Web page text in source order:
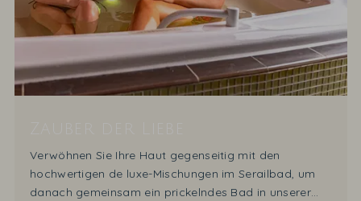
Verwöhnen Sie Ihre Haut gegenseitig mit den
hochwertigen de luxe-Mischungen im Serailbad, um
danach gemeinsam ein prickelndes Bad in unserer